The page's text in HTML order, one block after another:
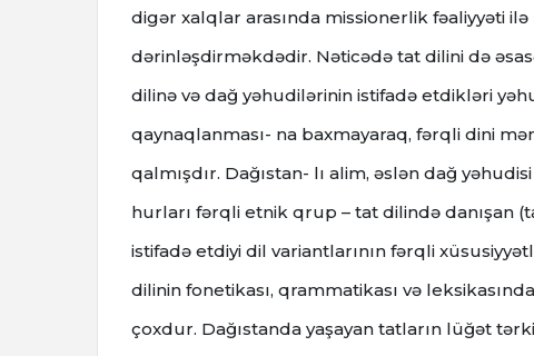
digər xalqlar arasında missionerlik fəaliyyəti
dərinləşdirməkdədir. Nəticədə tat dilini də
dilinə və dağ yəhudilərinin istifadə etdikləri
qaynaqlanması- na baxmayaraq, fərqli dini
qalmışdır. Dağıstan- lı alim, əslən dağ
hurları fərqli etnik qrup – tat dilində danışan
istifadə etdiyi dil variantlarının fərqli
dilinin fonetikası, qrammatikası və
çoxdur. Dağıstanda yaşayan tatların lüğət